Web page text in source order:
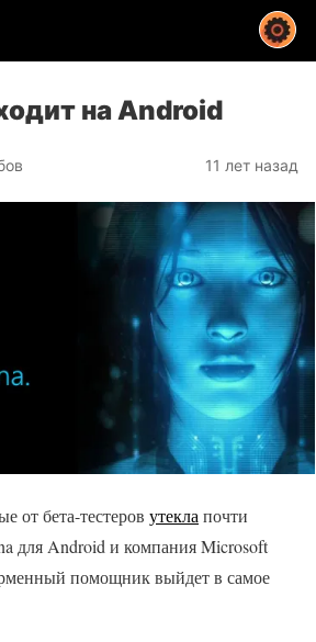
на Android
11 лет назад
от бета-тестеров утекла почти
для Android и компания Microsoft
помощник выйдет в самое